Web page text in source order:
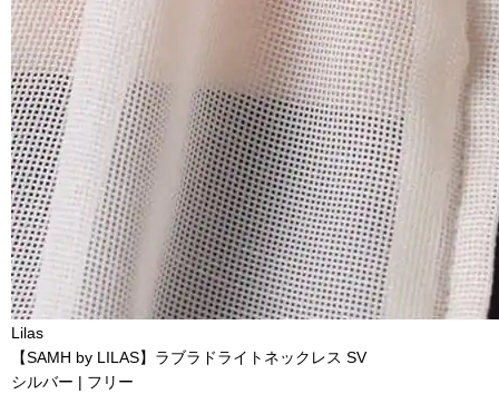
Lilas
【SAMH by LILAS】ラブラドライトネックレス SV
シルバー | フリー